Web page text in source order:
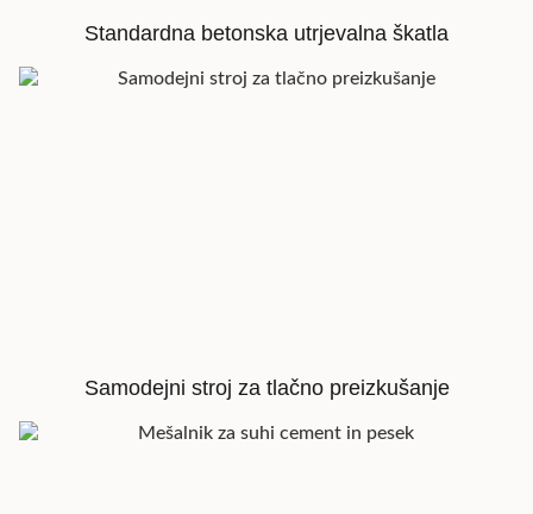
Standardna betonska utrjevalna škatla
Samodejni stroj za tlačno preizkušanje